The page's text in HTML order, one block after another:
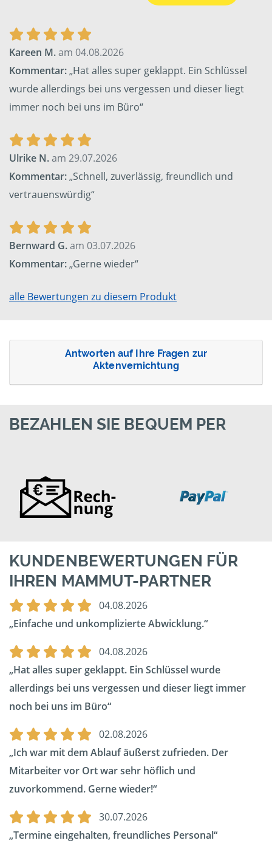
Kareen M.am 04.08.2026
Kommentar:„Hat alles super geklappt. Ein Schlüssel
wurde allerdings bei uns vergessen und dieser liegt
immer noch bei uns im Büro“
Ulrike N.am 29.07.2026
Kommentar:„Schnell, zuverlässig, freundlich und
vertrauenswürdig“
Bernward G.am 03.07.2026
Kommentar:„Gerne wieder“
alle Bewertungen zu diesem Produkt
Antworten auf Ihre Fragen zur
Aktenvernichtung
BEZAHLEN SIE BEQUEM PER
KUNDENBEWERTUNGEN FÜR
IHREN MAMMUT-PARTNER
04.08.2026
Einfache und unkomplizierte Abwicklung.
04.08.2026
Hat alles super geklappt. Ein Schlüssel wurde
allerdings bei uns vergessen und dieser liegt immer
noch bei uns im Büro
02.08.2026
Ich war mit dem Ablauf äußerst zufrieden. Der
Mitarbeiter vor Ort war sehr höflich und
zuvorkommend. Gerne wieder!
30.07.2026
Termine eingehalten, freundliches Personal